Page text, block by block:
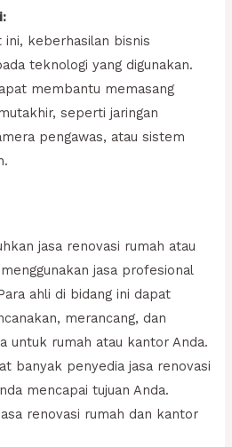
ini, keberhasilan bisnis
teknologi yang digunakan.
membantu memasang
seperti jaringan
pengawas, atau sistem
jasa renovasi rumah atau
jasa profesional
ahli di bidang ini dapat
merancang, dan
untuk rumah atau kantor Anda.
banyak penyedia jasa renovasi
mencapai tujuan Anda.
renovasi rumah dan kantor